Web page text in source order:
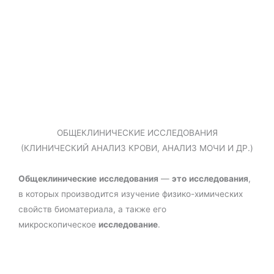
ОБЩЕКЛИНИЧЕСКИЕ ИССЛЕДОВАНИЯ
(КЛИНИЧЕСКИЙ АНАЛИЗ КРОВИ, АНАЛИЗ МОЧИ И ДР.)
Общеклинические исследования — это исследования,
в которых производится изучение физико-химических
свойств биоматериала, а также его
микроскопическое исследование.